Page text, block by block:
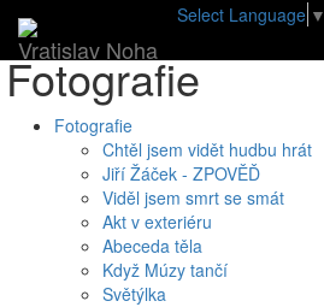
Vratislav Noha
Select Language ▼
Úvod Fotografie
Fotografie
Fotografie
Chtěl jsem vidět hudbu hrát
Jiří Žáček - ZPOVĚĎ
Viděl jsem smrt se smát
Akt v exteriéru
Abeceda těla
Když Múzy tančí
Světýlka